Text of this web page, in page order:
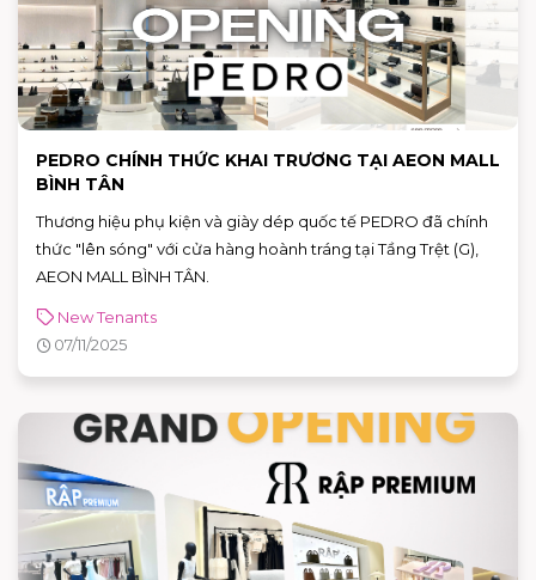
PEDRO CHÍNH THỨC KHAI TRƯƠNG TẠI AEON MALL
BÌNH TÂN
Thương hiệu phụ kiện và giày dép quốc tế PEDRO đã chính
thức "lên sóng" với cửa hàng hoành tráng tại Tầng Trệt (G),
AEON MALL BÌNH TÂN.
New Tenants
07/11/2025